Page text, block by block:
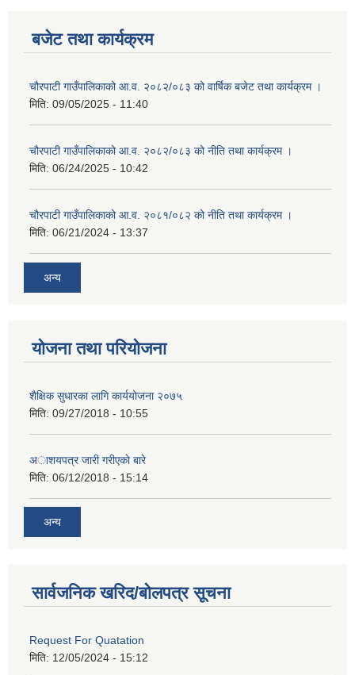
बजेट तथा कार्यक्रम
चौरपाटी गाउँपालिकाको आ.व. २०८२/०८३ को वार्षिक बजेट तथा कार्यक्रम ।
मिति: 09/05/2025 - 11:40
चौरपाटी गाउँपालिकाको आ.व. २०८२/०८३ को नीति तथा कार्यक्रम ।
मिति: 06/24/2025 - 10:42
चौरपाटी गाउँपालिकाको आ.व. २०८१/०८२ को नीति तथा कार्यक्रम ।
मिति: 06/21/2024 - 13:37
अन्य
योजना तथा परियोजना
शैक्षिक सुधारका लागि कार्ययोजना २०७५
मिति: 09/27/2018 - 10:55
अाशयपत्र जारी गरीएकाे बारे
मिति: 06/12/2018 - 15:14
अन्य
सार्वजनिक खरिद/बोलपत्र सूचना
Request For Quatation
मिति: 12/05/2024 - 15:12